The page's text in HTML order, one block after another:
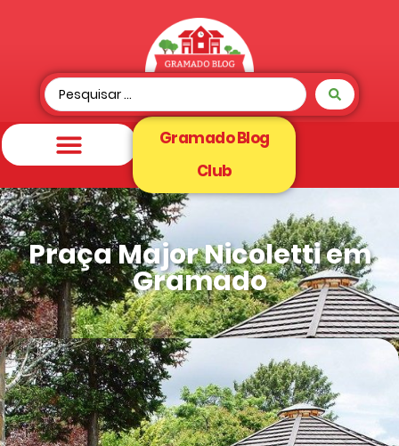
Gramado Blog
Club
Praça Major Nicoletti em
Gramado